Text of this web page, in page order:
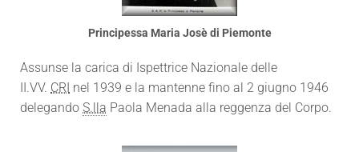
Principessa Maria Josè di Piemonte
Assunse la carica di Ispettrice Nazionale delle
II.VV. CRI nel 1939 e la mantenne fino al 2 giugno 1946
delegando S.lla Paola Menada alla reggenza del Corpo.